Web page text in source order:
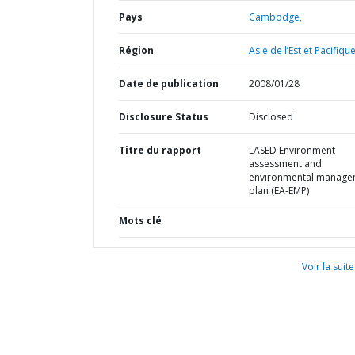
Pays Cambodge,
Région Asie de l’Est et
Date de publication 2008/01/28
Disclosure Status Disclosed
Titre du rapport
LASED Environment
assessment and
environmental
plan (EA-EMP)
Mots clé
Voir la suite